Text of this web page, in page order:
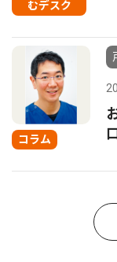
むデスク
コラム